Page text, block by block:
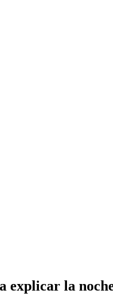
explicar la